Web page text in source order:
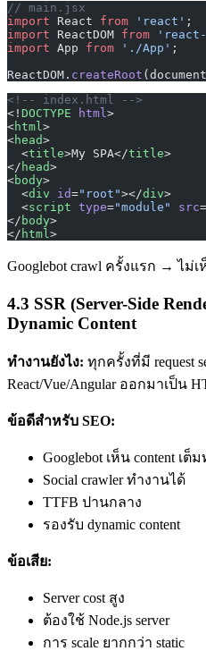
// main.jsx
import React from 'react' ;
import ReactDOM from 'react-
import App from './App' ;
ReactDOM. createRoot
<!-- index.html -->
<! DOCTYPE html>
<html>
<head>
  <
title>My SPA</title>
</ head>
<body>
  <
div id="root"></div>
  <
script type="module" src=
</ body>
</ html>
Googlebot crawl ครั้งแรก → ไม่เ
4.3 SSR (Server-Side
Dynamic Content
ทำงานยังไง: ทุกครั้งที่มี request
React/Vue/Angular ออกมาเป็น
ข้อดีสำหรับ SEO:
Googlebot เห็น content เต็
Social crawler ทำงานได้
TTFB ปานกลาง
รองรับ dynamic content
ข้อเสีย:
Server cost สูง
ต้องใช้ Node.js server
การ scale ยากกว่า static